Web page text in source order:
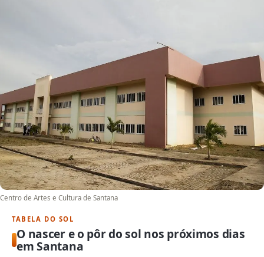
Centro de Artes e Cultura de Santana
TABELA DO SOL
O nascer e o pôr do sol nos próximos dias
em Santana